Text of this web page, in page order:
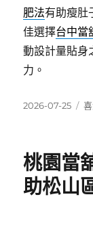
肥法有助瘦肚
佳選擇台中當
動設計量貼身
力。
發
2026-07-25
分
桃園當
助松山